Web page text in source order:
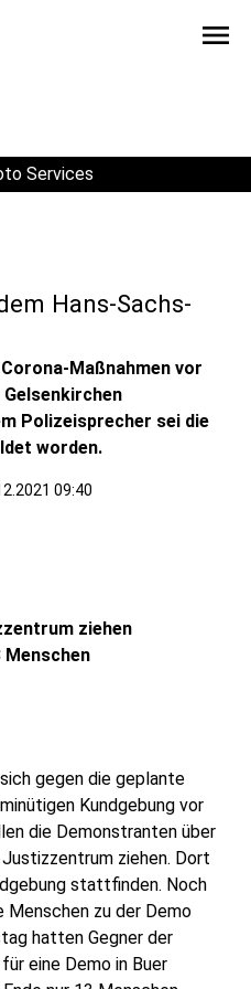
menu
Services
Hans-Sachs-
Maßnahmen vor
Gelsenkirchen
Polizeisprecher sei die
worden.
09:40
ziehen
Menschen
gegen die geplante
Kundgebung vor
die Demonstranten über
ziehen. Dort
stattfinden. Noch
Menschen zu der Demo
hatten Gegner der
eine Demo in Buer